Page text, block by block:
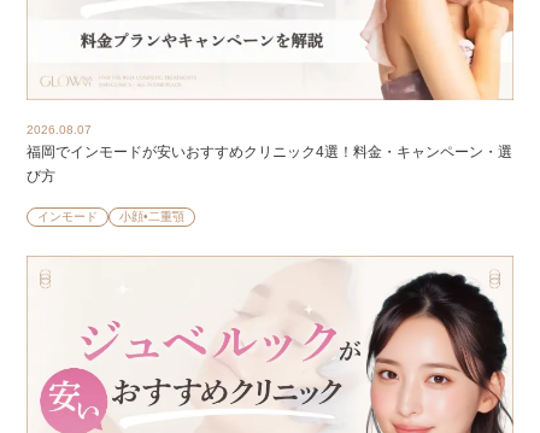
2026.08.07
福岡でインモードが安いおすすめクリニック4選！料金・キャンペーン・選
び方
インモード 小顔•二重顎